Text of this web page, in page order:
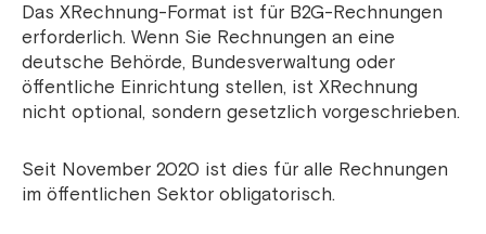
Das XRechnung-Format ist für B2G-Rechnungen
erforderlich. Wenn Sie Rechnungen an eine
deutsche Behörde, Bundesverwaltung oder
öffentliche Einrichtung stellen, ist XRechnung
nicht optional, sondern gesetzlich vorgeschrieben.
Seit November 2020 ist dies für alle Rechnungen
im öffentlichen Sektor obligatorisch.